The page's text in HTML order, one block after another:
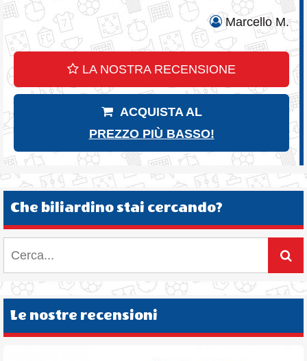
Marcello M.
LA NOSTRA RECENSIONE
ACQUISTA AL
PREZZO PIÙ BASSO!
Che biliardino stai cercando?
Le nostre recensioni